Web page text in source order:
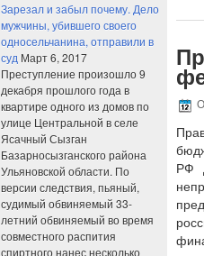
Зарезал и забыл почему. Дело
мужчины, убившего своего
односельчанина, отправили в
суд Март 6, 2017
Преступление произошло 9
декабря прошлого года в
квартире одного из домов по
улице Центральной в селе
Ясачный Сызган
Базарносызганского района
Ульяновской области. По
версии следствия, пьяный,
судимый обвиняемый 33-
летний обвиняемый во время
совместного распития
спиртного нанес несколько
РФ